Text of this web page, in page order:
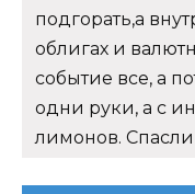
подгорать,а
облигах и
событие все, а
одни руки, а с
лимонов. Спасли